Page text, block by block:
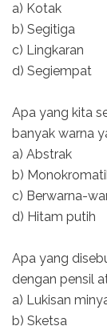
a) Kotak
b) Segitiga
c) Lingkaran
d) Segiempat
Apa yang kita
banyak warna
a) Abstrak
b)
c) Berwarna-
d) Hitam putih
Apa yang
dengan pensil
a) Lukisan
b) Sketsa